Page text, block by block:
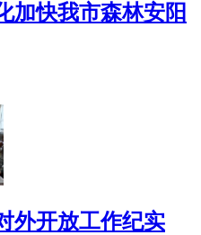
加快我市森林安阳
外开放工作纪实